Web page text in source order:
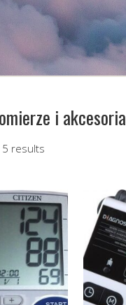
i akcesoria
5 results